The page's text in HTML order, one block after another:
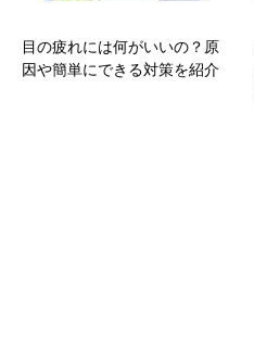
目の疲れには何がいいの？原
因や簡単にできる対策を紹介